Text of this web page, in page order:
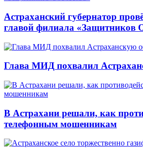
Астраханский губернатор
главой филиала «Защитников
Глава МИД похвалил
В Астрахани решали, как
телефонным мошенникам